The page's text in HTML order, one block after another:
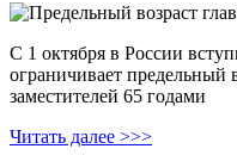
С 1 октября в России
ограничивает предельный
заместителей 65 годами
Читать далее >>>